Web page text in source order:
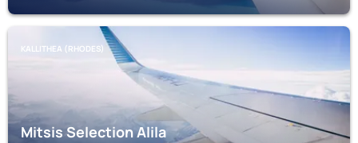
KALLITHEA (RHODES)
Mitsis Selection Alila